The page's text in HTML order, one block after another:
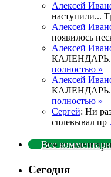
Алексей
наступили...
Алексей
появилось
Алексей
КАЛЕНДАРЬ.
полностью »
Алексей
КАЛЕНДАРЬ.
полностью »
Сергей: Ни
сплевывал пр
Все
Сегодня